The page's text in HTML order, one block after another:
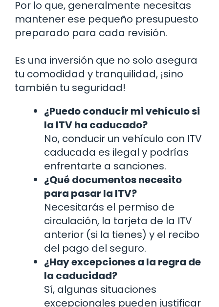
Por lo que, generalmente necesitas
mantener ese pequeño presupuesto
preparado para cada revisión.
Es una inversión que no solo asegura
tu comodidad y tranquilidad, ¡sino
también tu seguridad!
¿Puedo conducir mi vehículo si
la ITV ha caducado?
No, conducir un vehículo con ITV
caducada es ilegal y podrías
enfrentarte a sanciones.
¿Qué documentos necesito
para pasar la ITV?
Necesitarás el permiso de
circulación, la tarjeta de la ITV
anterior (si la tienes) y el recibo
del pago del seguro.
¿Hay excepciones a la regra de
la caducidad?
Sí, algunas situaciones
excepcionales pueden justificar